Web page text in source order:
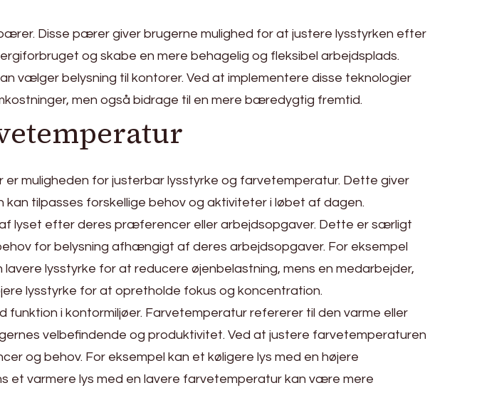
Disse pærer giver brugerne mulighed for at justere lysstyrken efter
og skabe en mere behagelig og fleksibel arbejdsplads.
vælger belysning til kontorer. Ved at implementere disse teknologier
men også bidrage til en mere bæredygtig fremtid.
muligheden for justerbar lysstyrke og farvetemperatur. Dette giver
tilpasses forskellige behov og aktiviteter i løbet af dagen.
lyset efter deres præferencer eller arbejdsopgaver. Dette er særligt
for belysning afhængigt af deres arbejdsopgaver. For eksempel
lysstyrke for at reducere øjenbelastning, mens en medarbejder,
lysstyrke for at opretholde fokus og koncentration.
i kontormiljøer. Farvetemperatur refererer til den varme eller
velbefindende og produktivitet. Ved at justere farvetemperaturen
og behov. For eksempel kan et køligere lys med en højere
et varmere lys med en lavere farvetemperatur kan være mere